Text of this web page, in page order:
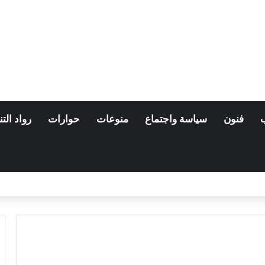
فنون سياسة واجتماع منوعات حوارات رواد